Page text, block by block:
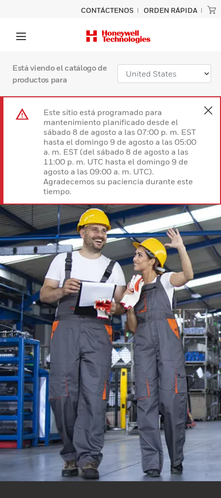
CONTÁCTENOS ORDEN RÁPIDA
Está viendo el catálogo de
productos para
Este sitio está programado para
mantenimiento planificado desde el
sábado 8 de agosto a las 07:00 p. m. EST
hasta el domingo 9 de agosto a las 05:00
a. m. EST (del sábado 8 de agosto a las
11:00 p. m. UTC hasta el domingo 9 de
agosto a las 09:00 a. m. UTC).
Agradecemos su paciencia durante este
tiempo.